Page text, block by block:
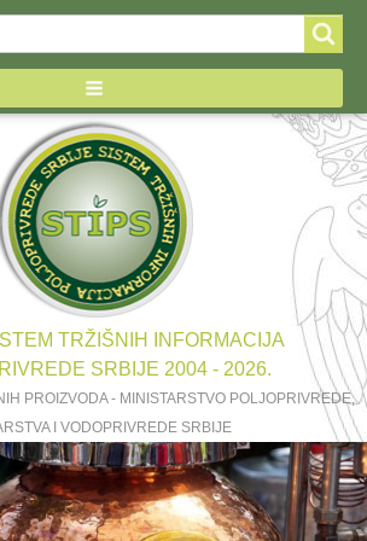
TRŽIŠNIH INFORMACIJA
SRBIJE 2004 - 2026.
PROIZVODA - MINISTARSTVO POLJOPRIVREDE,
I VODOPRIVREDE SRBIJE